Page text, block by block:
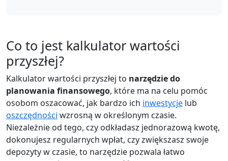
Co to jest kalkulator wartości
przyszłej?
Kalkulator wartości przyszłej to narzędzie do
planowania finansowego, które ma na celu pomóc
osobom oszacować, jak bardzo ich inwestycje lub
oszczędności wzrosną w określonym czasie.
Niezależnie od tego, czy odkładasz jednorazową kwotę,
dokonujesz regularnych wpłat, czy zwiększasz swoje
depozyty w czasie, to narzędzie pozwala łatwo